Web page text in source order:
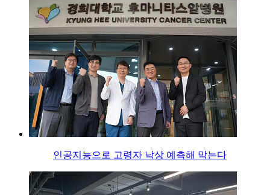
인공지능으로 고령자 낙상 예측해 막는다